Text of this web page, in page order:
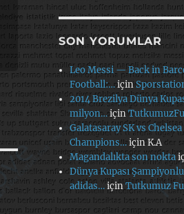
SON YORUMLAR
Leo Messi — Back in
Football:…için
2014 Brezilya Dünya
milyon…için
Galatasaray SK vs
Champions…içinK.A
Magandalıkta son nokta
Dünya Kupası
adidas…içinTutkumuz